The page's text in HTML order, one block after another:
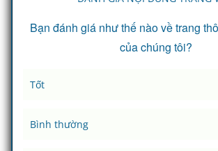
Bạn đánh giá như thế nào về trang
của chúng tôi?
Tốt
Bình thường